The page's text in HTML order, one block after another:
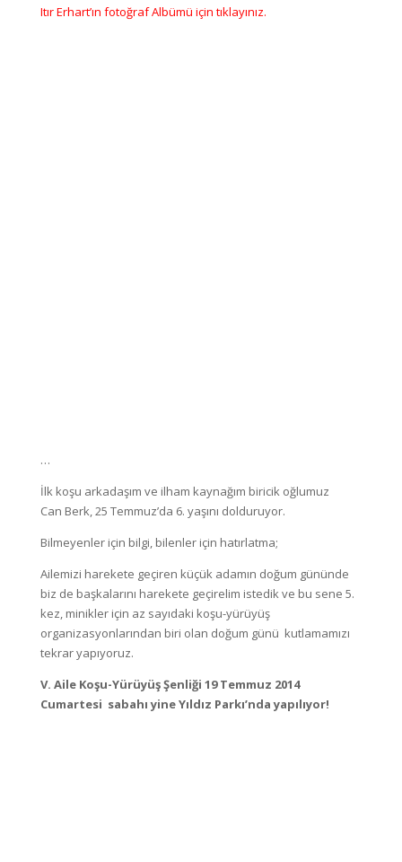
Itır Erhart’ın fotoğraf Albümü için tıklayınız.
…
İlk koşu arkadaşım ve ilham kaynağım biricik oğlumuz
Can Berk, 25 Temmuz’da 6. yaşını dolduruyor.
Bilmeyenler için bilgi, bilenler için hatırlatma;
Ailemizi harekete geçiren küçük adamın doğum gününde
biz de başkalarını harekete geçirelim istedik ve bu sene 5.
kez, minikler için az sayıdaki koşu-yürüyüş
organizasyonlarından biri olan doğum günü kutlamamızı
tekrar yapıyoruz.
V. Aile Koşu-Yürüyüş Şenliği 19 Temmuz 2014
Cumartesi sabahı yine Yıldız Parkı’nda yapılıyor!